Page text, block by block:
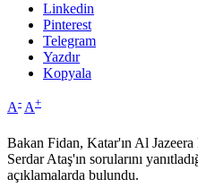
Linkedin
Pinterest
Telegram
Yazdır
Kopyala
A- A+
Bakan Fidan, Katar'ın Al Jazeera
Serdar Ataş'ın sorularını
açıklamalarda bulundu.